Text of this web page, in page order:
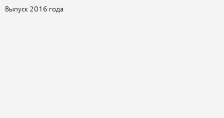
Выпуск 2016 года